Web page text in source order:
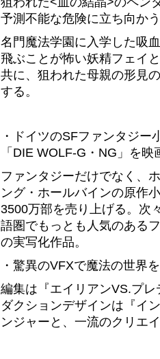
予測不能な危険に立ち向か
名門魔法学園に入学した吸
飛ぶことが怖い妖精フェイ
共に、狙われた母親の形見
する。
・ドイツのSFファンタジ
「DIE WOLF-G・NG」を映
ファンタジーだけでなく、
ング・ホールバインの原作
3500万部を売り上げる。次
語圏でもっとも人気のある
の実写化作品。
・驚異のVFXで魔法の世界
編集は『エイリアンVS.プ
ダクションデザインは『イ
ンジャーと、一流のクリエ